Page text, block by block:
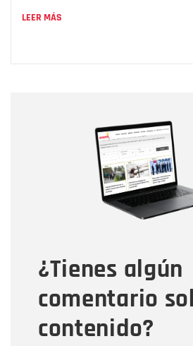
LEER MÁS
¿Tienes algún
comentario
contenido?
Correo electrónico
Tipo de comentario
Mensaje